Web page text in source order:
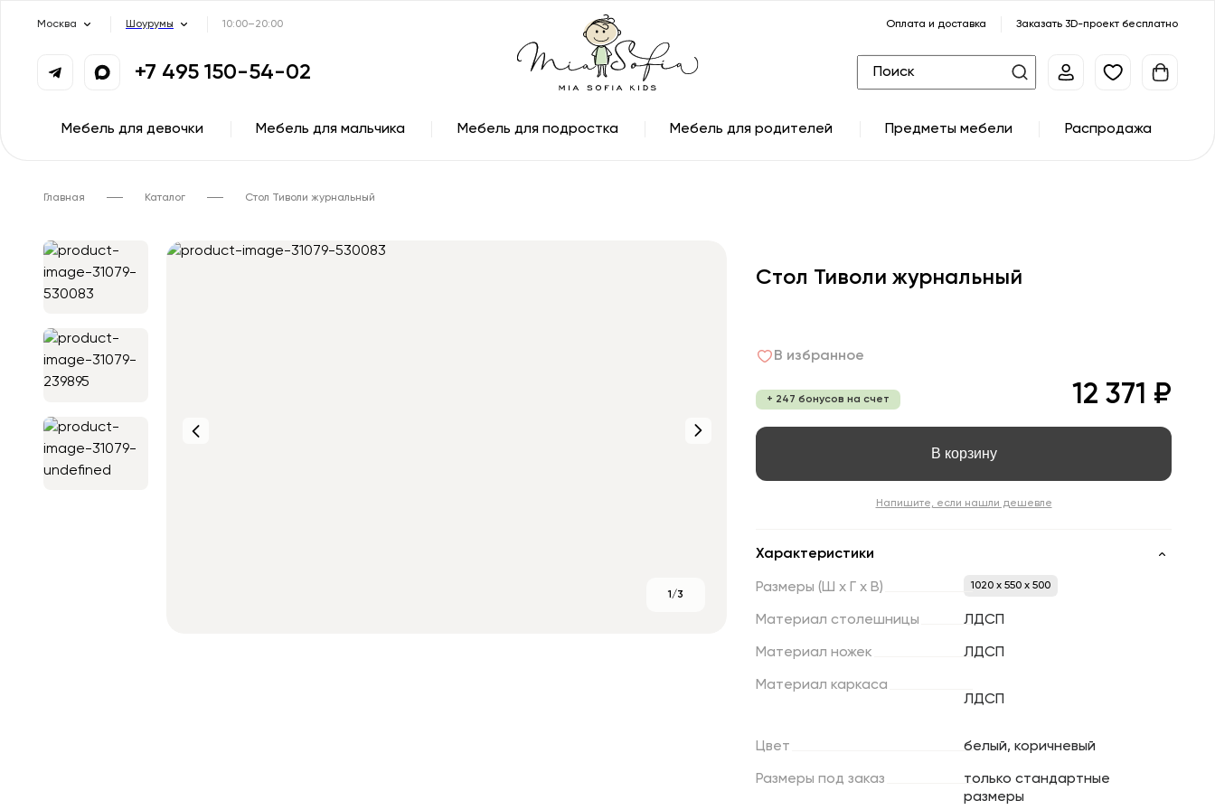
Москва Шоурумы 10:00–20:00 Оплата и доставка Заказать 3D-проект бесплатно
+7 495 150-54-02
Мебель для девочки Мебель для мальчика Мебель для подростка Мебель для родителей Предметы мебели Распродажа
Главная Каталог Стол Тиволи журнальный
1/3
Стол Тиволи журнальный
В избранное
+ 247 бонусов на счет 12 371 ₽
В корзину
Напишите, если нашли дешевле
Характеристики
Размеры (Ш х Г х В) 1020 x 550 x 500
Материал столешницы ЛДСП
Материал ножек ЛДСП
Материал каркаса
ЛДСП
Цвет белый, коричневый
Размеры под заказ
только стандартные
размеры